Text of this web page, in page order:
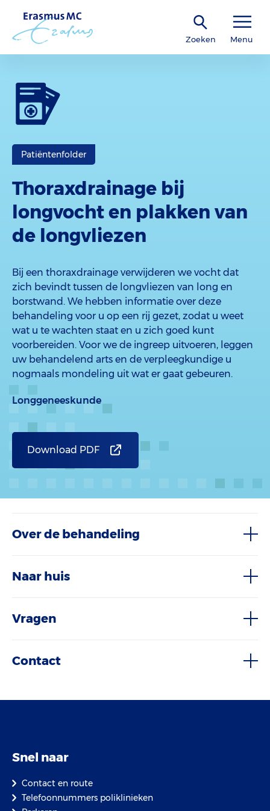
Zoeken Menu
Patiëntenfolder
Thoraxdrainage bij
longvocht en plakken van
de longvliezen
Bij een thoraxdrainage verwijderen we vocht dat
zich bevindt tussen de longvliezen van long en
borstwand. We hebben informatie over deze
behandeling voor u op een rij gezet, zodat u weet
wat u te wachten staat en u zich goed kunt
voorbereiden. Voor we de ingreep uitvoeren, leggen
uw behandelend arts en de verpleegkundige u
nogmaals mondeling uit wat er gaat gebeuren.
Longgeneeskunde
Download PDF
Over de behandeling
Naar huis
Vragen
Contact
Snel naar
Contact en route
Telefoonnummers poliklinieken